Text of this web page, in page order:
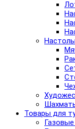
Товары для